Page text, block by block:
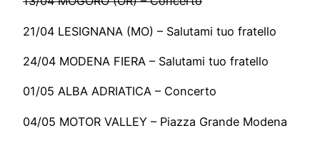
21/04 LESIGNANA (MO) – Salutami tuo fratello
24/04 MODENA FIERA – Salutami tuo fratello
01/05 ALBA ADRIATICA – Concerto
04/05 MOTOR VALLEY – Piazza Grande Modena